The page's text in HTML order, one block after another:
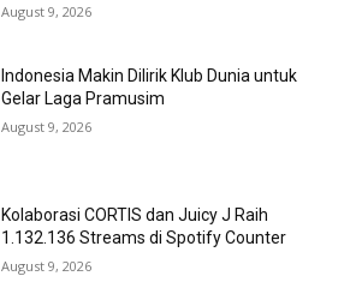
August 9, 2026
Indonesia Makin Dilirik Klub Dunia untuk
Gelar Laga Pramusim
August 9, 2026
Kolaborasi CORTIS dan Juicy J Raih
1.132.136 Streams di Spotify Counter
August 9, 2026